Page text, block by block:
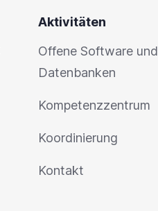
Aktivitäten
Offene Software und
Datenbanken
Kompetenzzentrum
Koordinierung
Kontakt